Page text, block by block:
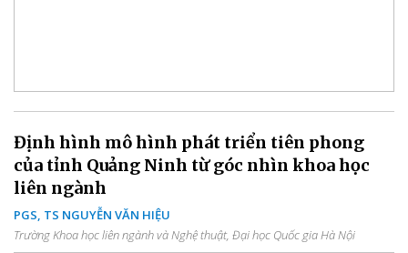
Định hình mô hình phát triển tiên phong
của tỉnh Quảng Ninh từ góc nhìn khoa học
liên ngành
PGS, TS NGUYỄN VĂN HIỆU
Trường Khoa học liên ngành và Nghệ thuật, Đại học Quốc gia Hà Nội